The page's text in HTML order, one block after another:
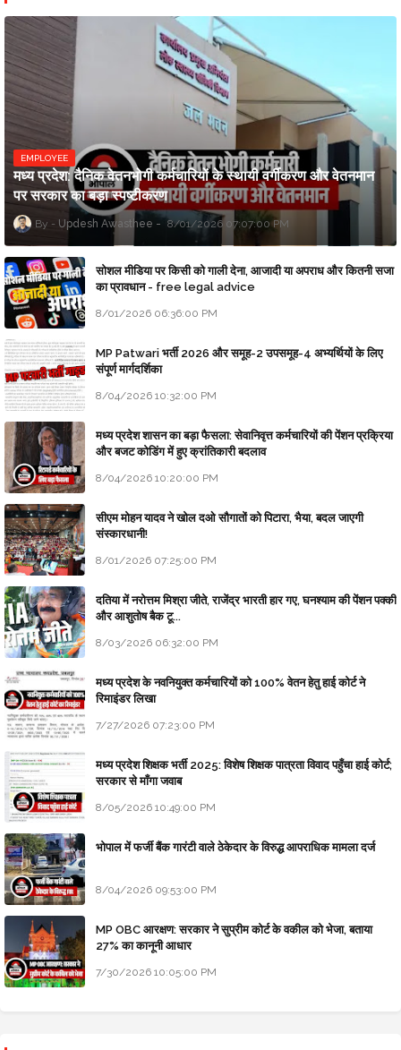
EMPLOYEE
मध्य प्रदेश: दैनिक वेतनभोगी कर्मचारियों के स्थायी वर्गीकरण और वेतनमान
पर सरकार का बड़ा स्पष्टीकरण
Updesh Awasthee 8/01/2026 07:07:00 PM
सोशल मीडिया पर किसी को गाली देना, आजादी या अपराध और कितनी सजा
का प्रावधान - free legal advice
8/01/2026 06:36:00 PM
MP Patwari भर्ती 2026 और समूह-2 उपसमूह-4 अभ्यर्थियों के लिए
संपूर्ण मार्गदर्शिका
8/04/2026 10:32:00 PM
मध्य प्रदेश शासन का बड़ा फैसला: सेवानिवृत्त कर्मचारियों की पेंशन प्रक्रिया
और बजट कोडिंग में हुए क्रांतिकारी बदलाव
8/04/2026 10:20:00 PM
सीएम मोहन यादव ने खोल दओ सौगातों को पिटारा, भैया, बदल जाएगी
संस्कारधानी!
8/01/2026 07:25:00 PM
दतिया में नरोत्तम मिश्रा जीते, राजेंद्र भारती हार गए, घनश्याम की पेंशन पक्की
और आशुतोष बैक टू...
8/03/2026 06:32:00 PM
मध्य प्रदेश के नवनियुक्त कर्मचारियों को 100% वेतन हेतु हाई कोर्ट ने
रिमाइंडर लिखा
7/27/2026 07:23:00 PM
मध्य प्रदेश शिक्षक भर्ती 2025: विशेष शिक्षक पात्रता विवाद पहुँचा हाई कोर्ट;
सरकार से माँगा जवाब
8/05/2026 10:49:00 PM
भोपाल में फर्जी बैंक गारंटी वाले ठेकेदार के विरुद्ध आपराधिक मामला दर्ज
8/04/2026 09:53:00 PM
MP OBC आरक्षण: सरकार ने सुप्रीम कोर्ट के वकील को भेजा, बताया
27% का कानूनी आधार
7/30/2026 10:05:00 PM